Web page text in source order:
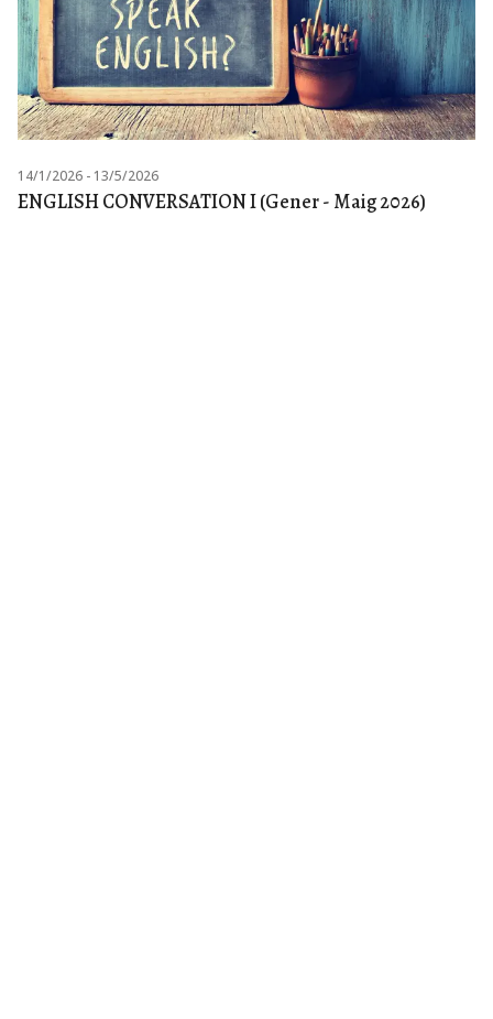
14/1/2026 - 13/5/2026
ENGLISH CONVERSATION I (Gener - Maig 2026)